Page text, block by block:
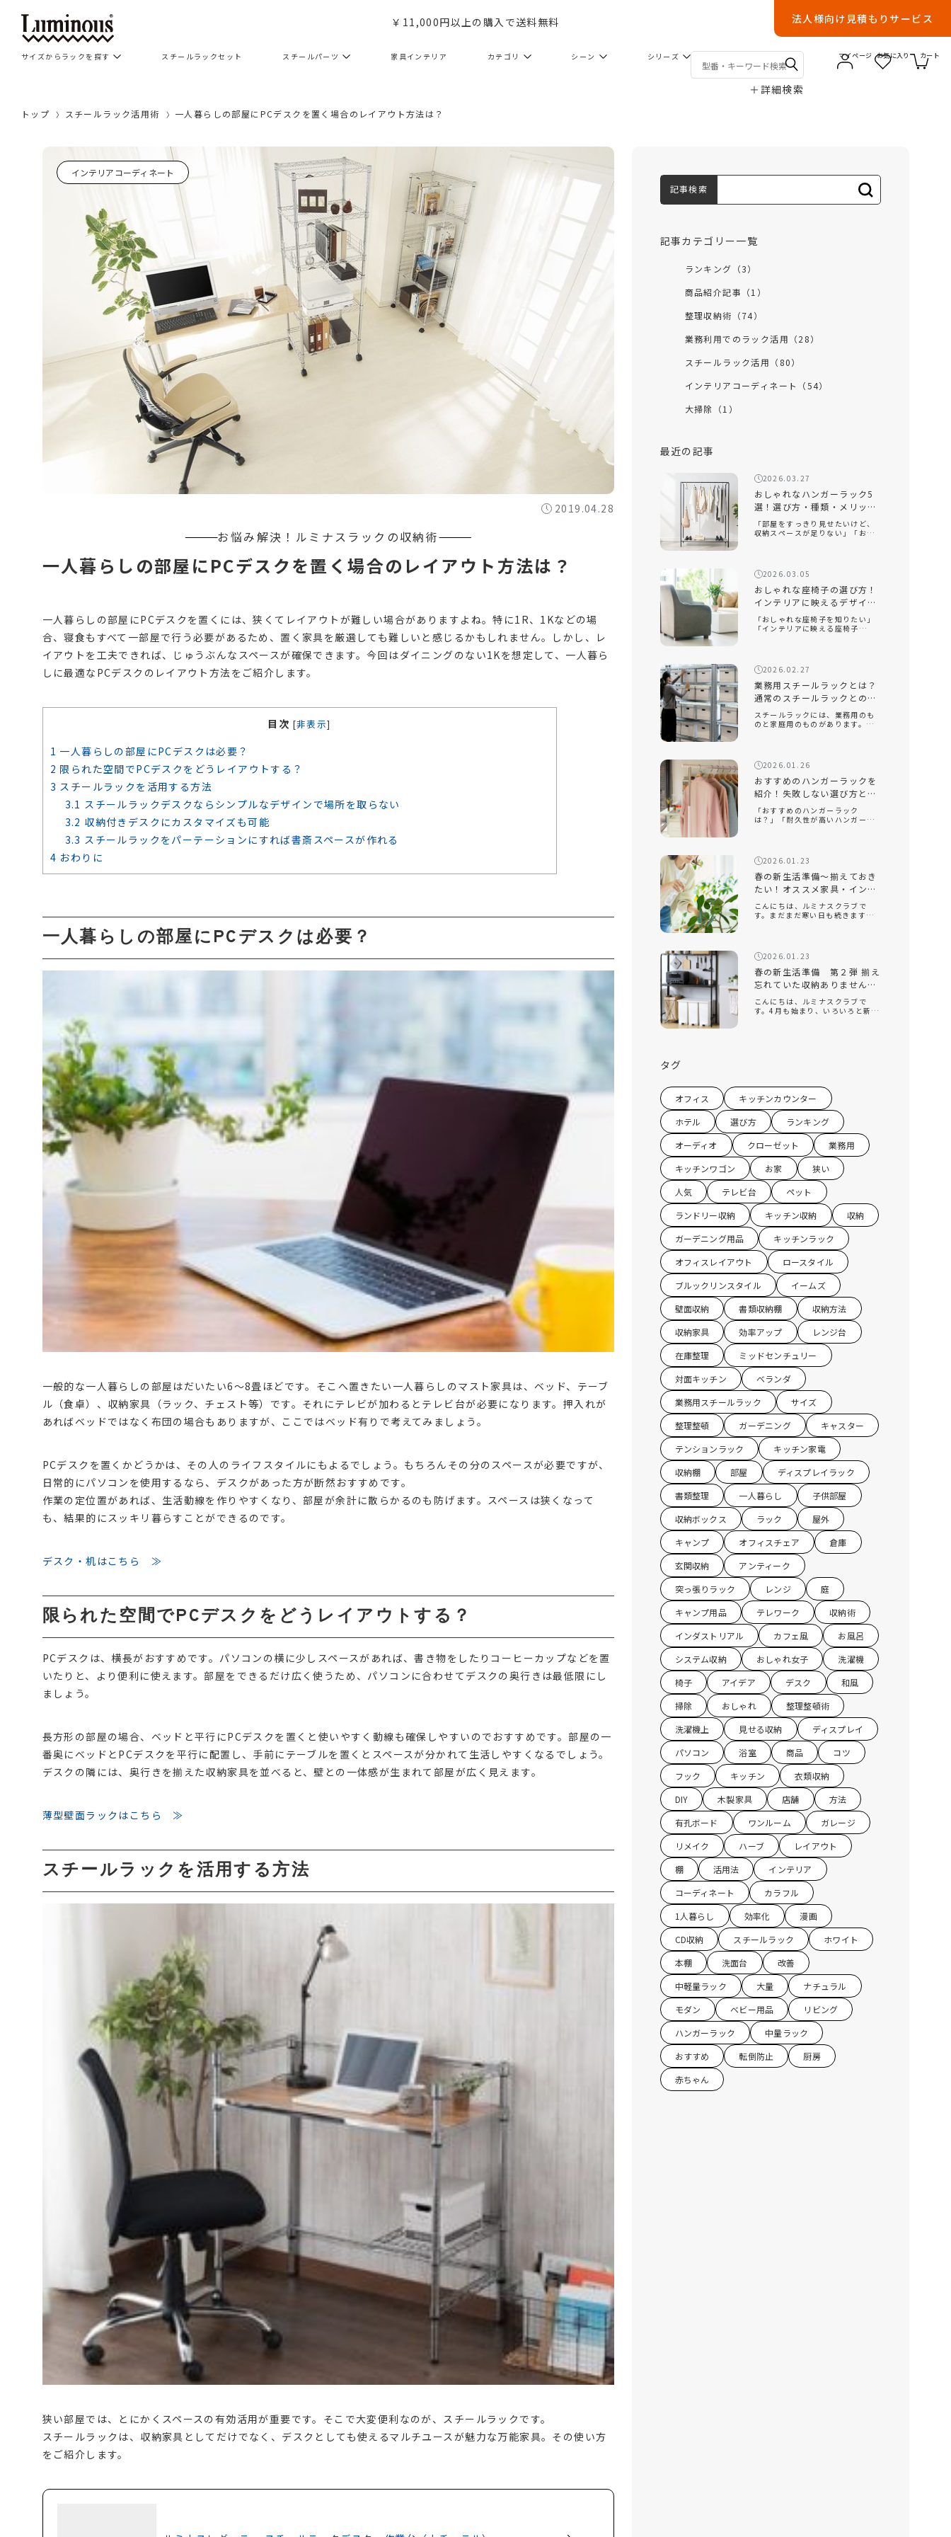
￥11,000円以上の購入で送料無料 法人様向け見積もりサービス
サイズからラックを探す スチールラックセット スチールパーツ 家具インテリア カテゴリ シーン シリーズ
＋ 詳細検索
マイページ お気に入り カート
トップ スチールラック活用術 一人暮らしの部屋にPCデスクを置く場合のレイアウト方法は？
インテリアコーディネート
2019.04.28
一人暮らしの部屋にPCデスクを置く場合のレイアウト方法は？
一人暮らしの部屋にPCデスクを置くには、狭くてレイアウトが難しい場合がありますよね。特に1R、1Kなどの場
合、寝食もすべて一部屋で行う必要があるため、置く家具を厳選しても難しいと感じるかもしれません。しかし、レ
イアウトを工夫できれば、じゅうぶんなスペースが確保できます。今回はダイニングのない1Kを想定して、一人暮ら
しに最適なPCデスクのレイアウト方法をご紹介します。
目次 [非表示]
1 一人暮らしの部屋にPCデスクは必要？
2 限られた空間でPCデスクをどうレイアウトする？
3 スチールラックを活用する方法
3.1 スチールラックデスクならシンプルなデザインで場所を取らない
3.2 収納付きデスクにカスタマイズも可能
3.3 スチールラックをパーテーションにすれば書斎スペースが作れる
4 おわりに
一人暮らしの部屋にPCデスクは必要？
一般的な一人暮らしの部屋はだいたい6～8畳ほどです。そこへ置きたい一人暮らしのマスト家具は、ベッド、テーブ
ル（食卓）、収納家具（ラック、チェスト等）です。それにテレビが加わるとテレビ台が必要になります。押入れが
あればベッドではなく布団の場合もありますが、ここではベッド有りで考えてみましょう。
PCデスクを置くかどうかは、その人のライフスタイルにもよるでしょう。もちろんその分のスペースが必要ですが、
日常的にパソコンを使用するなら、デスクがあった方が断然おすすめです。
作業の定位置があれば、生活動線を作りやすくなり、部屋が余計に散らかるのも防げます。スペースは狭くなって
も、結果的にスッキリ暮らすことができるのです。
デスク・机はこちら ≫
限られた空間でPCデスクをどうレイアウトする？
PCデスクは、横長がおすすめです。パソコンの横に少しスペースがあれば、書き物をしたりコーヒーカップなどを置
いたりと、より便利に使えます。部屋をできるだけ広く使うため、パソコンに合わせてデスクの奥行きは最低限にし
ましょう。
長方形の部屋の場合、ベッドと平行にPCデスクを置くと使いやすく動線も確保しやすいのでおすすめです。部屋の一
番奥にベッドとPCデスクを平行に配置し、手前にテーブルを置くとスペースが分かれて生活しやすくなるでしょう。
デスクの隣には、奥行きを揃えた収納家具を並べると、壁との一体感が生まれて部屋が広く見えます。
薄型壁面ラックはこちら ≫
スチールラックを活用する方法
狭い部屋では、とにかくスペースの有効活用が重要です。そこで大変便利なのが、スチールラックです。
スチールラックは、収納家具としてだけでなく、デスクとしても使えるマルチユースが魅力な万能家具。その使い方
をご紹介します。
記事検索
記事カテゴリー一覧
ランキング（3）
商品紹介記事（1）
整理収納術（74）
業務利用でのラック活用（28）
スチールラック活用（80）
インテリアコーディネート（54）
大掃除（1）
最近の記事
2026.03.27
おしゃれなハンガーラック5
選！選び方・種類・メリット
を徹底解説
「部屋をすっきり見せたいけど、
収納スペースが足りない」「おし
れなハンガーラックは、衣類を収
納するだけでなく、インテリアと
して空間を […]
2026.03.05
おしゃれな座椅子の選び方！
インテリアに映えるデザイン
と快適性を両立するコツ
「おしゃれな座椅子を知りたい」
「インテリアに映える座椅子
性の高い座椅子が数多く販売され
ています。中でも、おしゃれで部
屋を広く見せる […]
2026.02.27
業務用スチールラックとは？
通常のスチールラックとの違
いと選ぶポイントを解説！
スチールラックには、業務用のも
のと家庭用のものがあります。業
か。また、オフィスや倉庫で使用
する場合、どのようなポイントに
注意して選べ […]
2026.01.26
おすすめのハンガーラックを
紹介！失敗しない選び方とル
ミナスクラブ人気モデルを解
説
「おすすめのハンガーラック
は？」「耐久性が高いハンガーラ
手軽に取り入れられるアイテムと
して人気なのがハンガーラックで
す。クローゼッ […]
2026.01.23
春の新生活準備～揃えておき
たい！オススメ家具・インテ
リア～
こんにちは、ルミナスクラブで
す。まだまだ寒い日も続きます
回は、そんな新生活の『引っ越
し』をテーマに、揃えておくと便
利なオススメの家 […]
2026.01.23
春の新生活準備 第２弾 揃え
忘れていた収納ありません
か？キッチン収納編
こんにちは、ルミナスクラブで
す。4月も始まり、いろいろと新し
タグ
オフィス
キッチンカウンター
ホテル
選び方
ランキング
オーディオ
クローゼット
業務用
キッチンワゴン
お家
狭い
人気
テレビ台
ペット
ランドリー収納
キッチン収納
収納
ガーデニング用品
キッチンラック
オフィスレイアウト
ロースタイル
ブルックリンスタイル
イームズ
壁面収納
書類収納棚
収納方法
収納家具
効率アップ
レンジ台
在庫整理
ミッドセンチュリー
対面キッチン
ベランダ
業務用スチールラック
サイズ
整理整頓
ガーデニング
キャスター
テンションラック
キッチン家電
収納棚
部屋
ディスプレイラック
書類整理
一人暮らし
子供部屋
収納ボックス
ラック
屋外
キャンプ
オフィスチェア
倉庫
玄関収納
アンティーク
突っ張りラック
レンジ
庭
キャンプ用品
テレワーク
収納術
インダストリアル
カフェ風
お風呂
システム収納
おしゃれ女子
洗濯機
椅子
アイデア デスク
和風
掃除
おしゃれ
整理整頓術
洗濯機上
見せる収納
ディスプレイ
パソコン
浴室 商品
コツ
フック
キッチン
衣類収納
DIY
木製家具 店舗
方法
有孔ボード
ワンルーム
ガレージ
リメイク
ハーブ
レイアウト
棚
活用法
インテリア
コーディネート
カラフル
1人暮らし
効率化
漫画
CD収納
スチールラック
ホワイト
本棚
洗面台
改善
中軽量ラック
大量
ナチュラル
モダン
ベビー用品
リビング
ハンガーラック
中量ラック
おすすめ
転倒防止
厨房
赤ちゃん